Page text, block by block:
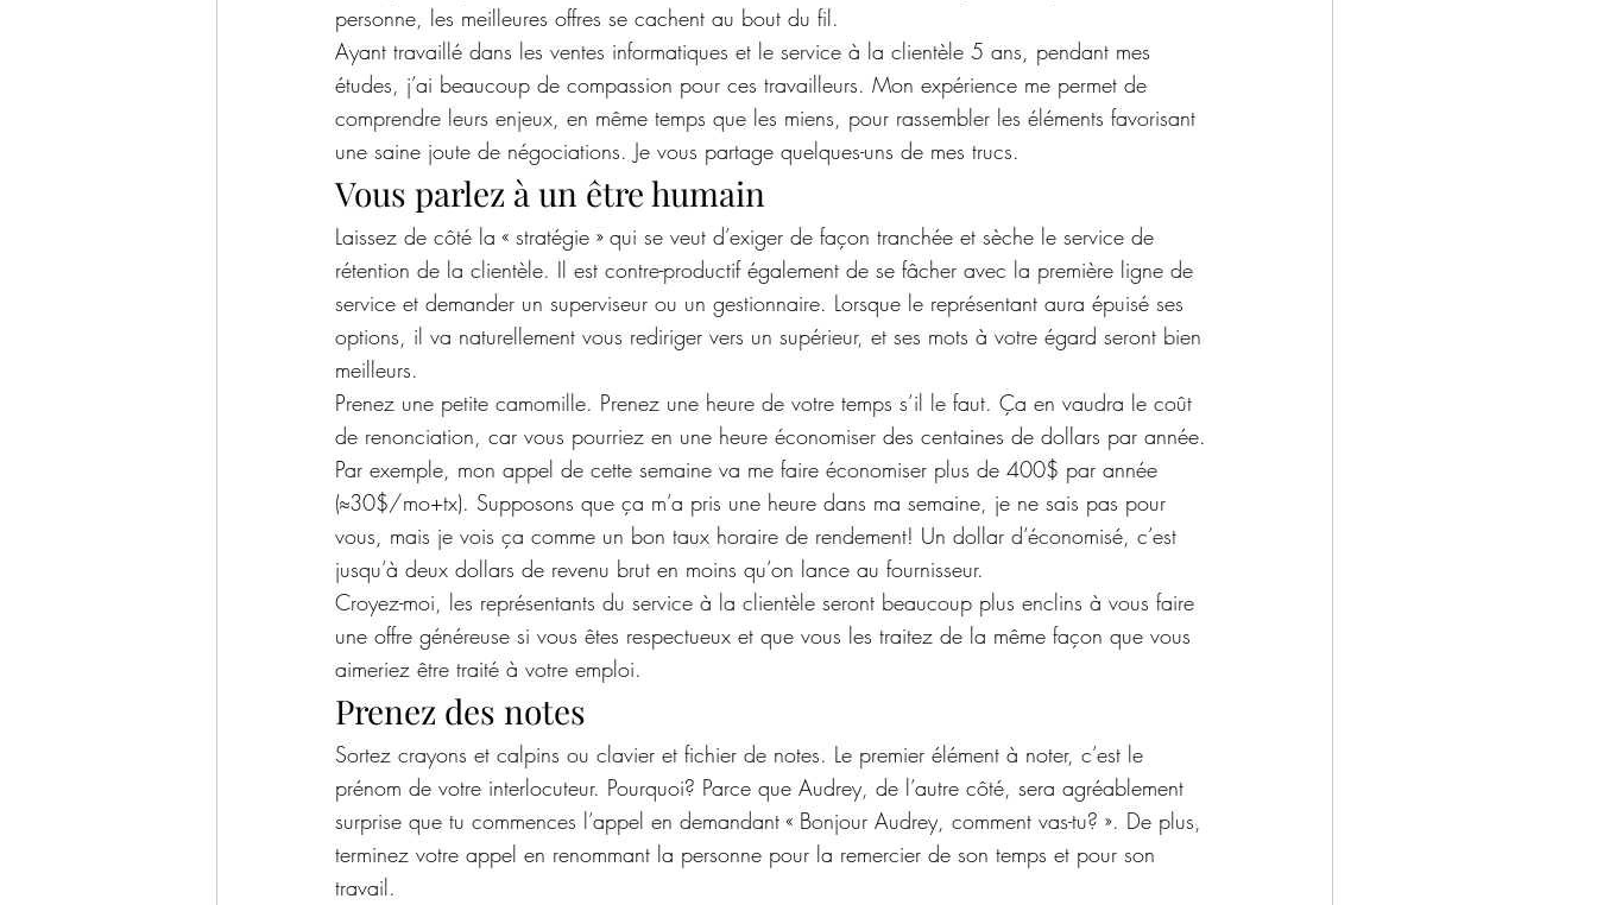
personne, les meilleures offres se cachent au bout du fil.
Ayant travaillé dans les ventes informatiques et le service à la clientèle 5 ans, pendant mes
études, j’ai beaucoup de compassion pour ces travailleurs. Mon expérience me permet de
comprendre leurs enjeux, en même temps que les miens, pour rassembler les éléments favorisant
une saine joute de négociations. Je vous partage quelques-uns de mes trucs.
Vous parlez à un être humain
Laissez de côté la « stratégie » qui se veut d’exiger de façon tranchée et sèche le service de
rétention de la clientèle. Il est contre-productif également de se fâcher avec la première ligne de
service et demander un superviseur ou un gestionnaire. Lorsque le représentant aura épuisé ses
options, il va naturellement vous rediriger vers un supérieur, et ses mots à votre égard seront bien
meilleurs.
Prenez une petite camomille. Prenez une heure de votre temps s’il le faut. Ça en vaudra le coût
de renonciation, car vous pourriez en une heure économiser des centaines de dollars par année.
Par exemple, mon appel de cette semaine va me faire économiser plus de 400$ par année
(≈30$/mo+tx). Supposons que ça m’a pris une heure dans ma semaine, je ne sais pas pour
vous, mais je vois ça comme un bon taux horaire de rendement! Un dollar d’économisé, c’est
jusqu’à deux dollars de revenu brut en moins qu’on lance au fournisseur.
Croyez-moi, les représentants du service à la clientèle seront beaucoup plus enclins à vous faire
une offre généreuse si vous êtes respectueux et que vous les traitez de la même façon que vous
aimeriez être traité à votre emploi.
Prenez des notes
Sortez crayons et calpins ou clavier et fichier de notes. Le premier élément à noter, c’est le
prénom de votre interlocuteur. Pourquoi? Parce que Audrey, de l’autre côté, sera agréablement
surprise que tu commences l’appel en demandant « Bonjour Audrey, comment vas-tu? ». De plus,
terminez votre appel en renommant la personne pour la remercier de son temps et pour son
travail.